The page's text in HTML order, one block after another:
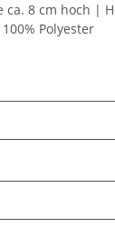
8 cm hoch |
Polyester